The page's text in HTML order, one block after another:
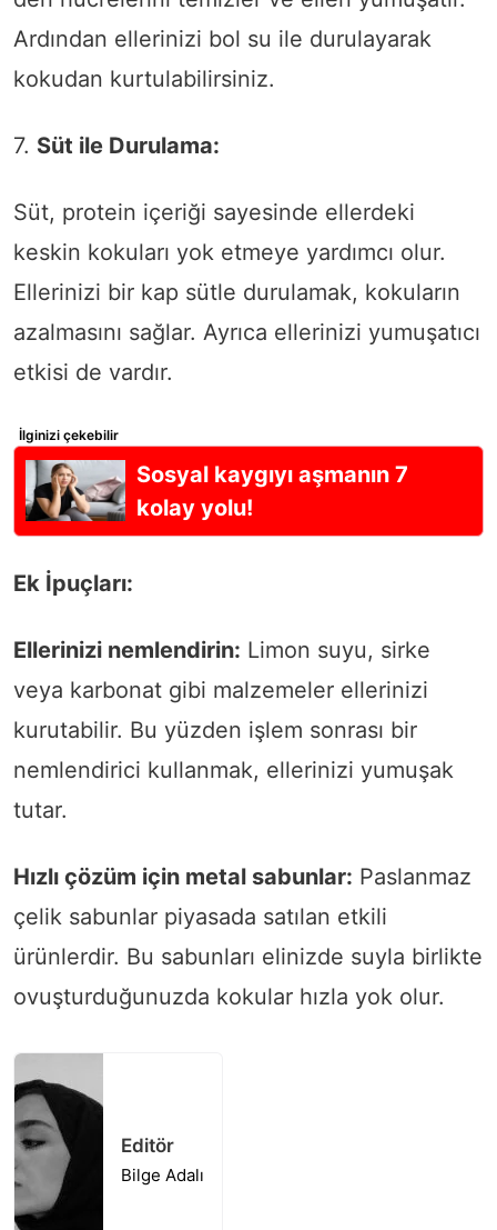
Ardından ellerinizi bol su ile durulayarak
kokudan kurtulabilirsiniz.
7. Süt ile Durulama:
Süt, protein içeriği sayesinde ellerdeki
keskin kokuları yok etmeye yardımcı olur.
Ellerinizi bir kap sütle durulamak, kokuların
azalmasını sağlar. Ayrıca ellerinizi yumuşatıcı
etkisi de vardır.
İlginizi çekebilir
Sosyal kaygıyı aşmanın 7
kolay yolu!
Ek İpuçları:
Ellerinizi nemlendirin: Limon suyu, sirke
veya karbonat gibi malzemeler ellerinizi
kurutabilir. Bu yüzden işlem sonrası bir
nemlendirici kullanmak, ellerinizi yumuşak
tutar.
Hızlı çözüm için metal sabunlar: Paslanmaz
çelik sabunlar piyasada satılan etkili
ürünlerdir. Bu sabunları elinizde suyla birlikte
ovuşturduğunuzda kokular hızla yok olur.
Editör
Bilge Adalı